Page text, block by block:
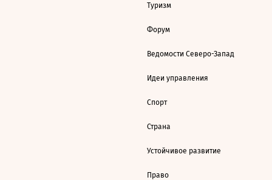
Туризм
Форум
Ведомости Северо-Запад
Идеи управления
Спорт
Страна
Устойчивое развитие
Право